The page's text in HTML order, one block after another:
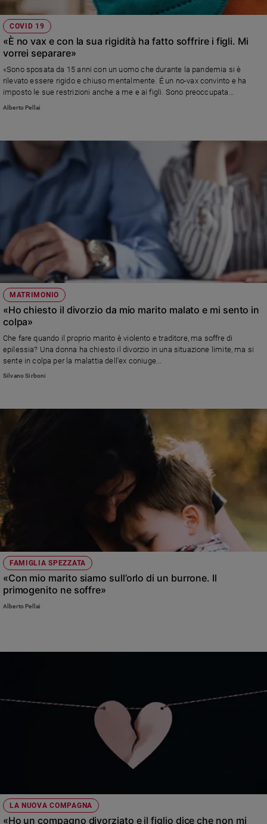
COVID 19
«È no vax e con la sua rigidità ha fatto soffrire i figli. Mi
vorrei separare»
«Sono sposata da 15 anni con un uomo che durante la pandemia si è
rilevato essere rigido e chiuso mentalmente. É un no-vax convinto e ha
imposto le sue restrizioni anche a me e ai figli. Sono preoccupata
soprattutto per loro...» Leggi la risposta di Alberto Pellai
Alberto Pellai
MATRIMONIO
«Ho chiesto il divorzio da mio marito malato e mi sento in
colpa»
Che fare quando il proprio marito è violento e traditore, ma soffre di
epilessia? Una donna ha chiesto il divorzio in una situazione limite, ma si
sente in colpa per la malattia dell'ex coniuge...
Silvano Sirboni
FAMIGLIA SPEZZATA
«Con mio marito siamo sull’orlo di un burrone. Il
primogenito ne soffre»
Alberto Pellai
LA NUOVA COMPAGNA
«Ho un compagno divorziato e il figlio dice che non mi